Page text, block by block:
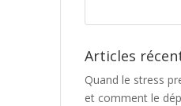
Articles
Quand le stress
et comment le